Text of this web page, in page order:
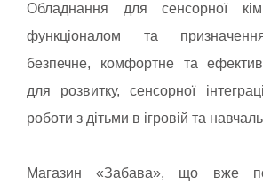
Обладнання для сенсорної
функціоналом та
безпечне, комфортне та
для розвитку, сенсорної
роботи з дітьми в ігровій та
Магазин «Забава», що вже